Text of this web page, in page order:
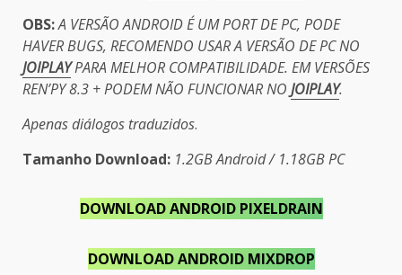
OBS:A VERSÃO ANDROID É UM PORT DE PC, PODE
HAVER BUGS, RECOMENDO USAR A VERSÃO DE PC NO
JOIPLAYPARA MELHOR COMPATIBILIDADE. EM VERSÕES
REN’PY 8.3 + PODEM NÃO FUNCIONAR NO JOIPLAY.
Apenas diálogos traduzidos.
Tamanho Download: 1.2GB Android / 1.18GB PC
DOWNLOAD ANDROID PIXELDRAIN
DOWNLOAD ANDROID MIXDROP